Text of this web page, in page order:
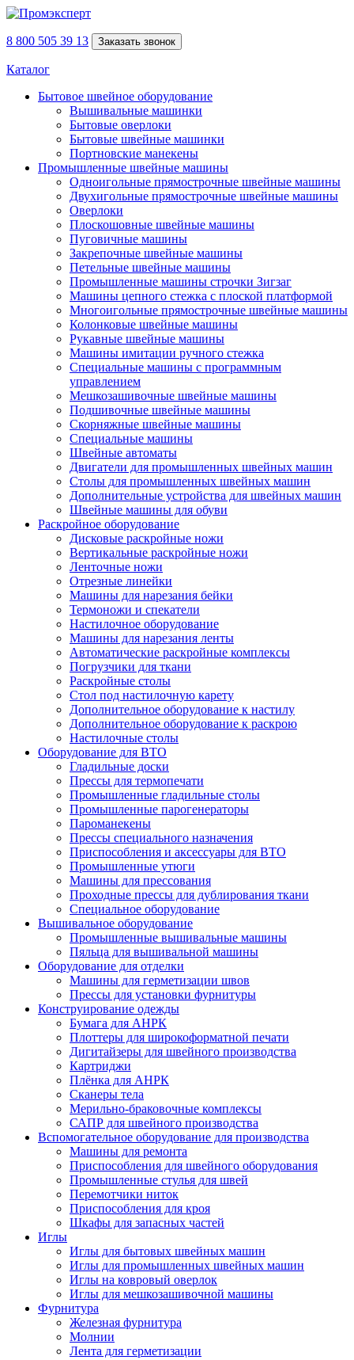
8 800 505 39 13 Заказать звонок
Каталог
Бытовое швейное оборудование
Вышивальные машинки
Бытовые оверлоки
Бытовые швейные машинки
Портновские манекены
Промышленные швейные машины
Одноигольные прямострочные швейные машины
Двухигольные прямострочные швейные машины
Оверлоки
Плоскошовные швейные машины
Пуговичные машины
Закрепочные швейные машины
Петельные швейные машины
Промышленные машины строчки Зигзаг
Машины цепного стежка с плоской платформой
Многоигольные прямострочные швейные машины
Колонковые швейные машины
Рукавные швейные машины
Машины имитации ручного стежка
Специальные машины с программным
управлением
Мешкозашивочные швейные машины
Подшивочные швейные машины
Скорняжные швейные машины
Специальные машины
Швейные автоматы
Двигатели для промышленных швейных машин
Столы для промышленных швейных машин
Дополнительные устройства для швейных машин
Швейные машины для обуви
Раскройное оборудование
Дисковые раскройные ножи
Вертикальные раскройные ножи
Ленточные ножи
Отрезные линейки
Машины для нарезания бейки
Термоножи и спекатели
Настилочное оборудование
Машины для нарезания ленты
Автоматические раскройные комплексы
Погрузчики для ткани
Раскройные столы
Стол под настилочную карету
Дополнительное оборудование к настилу
Дополнительное оборудование к раскрою
Настилочные столы
Оборудование для ВТО
Гладильные доски
Прессы для термопечати
Промышленные гладильные столы
Промышленные парогенераторы
Пароманекены
Прессы специального назначения
Приспособления и аксессуары для ВТО
Промышленные утюги
Машины для прессования
Проходные прессы для дублирования ткани
Специальное оборудование
Вышивальное оборудование
Промышленные вышивальные машины
Пяльца для вышивальной машины
Оборудование для отделки
Машины для герметизации швов
Прессы для установки фурнитуры
Конструирование одежды
Бумага для АНРК
Плоттеры для широкоформатной печати
Дигитайзеры для швейного производства
Картриджи
Плёнка для АНРК
Сканеры тела
Мерильно-браковочные комплексы
САПР для швейного производства
Вспомогательное оборудование для производства
Машины для ремонта
Приспособления для швейного оборудования
Промышленные стулья для швей
Перемотчики ниток
Приспособления для кроя
Шкафы для запасных частей
Иглы
Иглы для бытовых швейных машин
Иглы для промышленных швейных машин
Иглы на ковровый оверлок
Иглы для мешкозашивочной машины
Фурнитура
Железная фурнитура
Молнии
Лента для герметизации